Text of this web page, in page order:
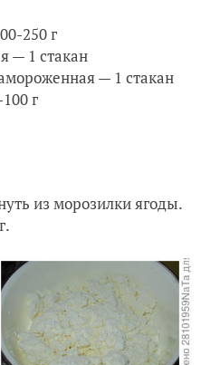
250 г
— 1 стакан
— 1 стакан
г
из морозилки ягоды.